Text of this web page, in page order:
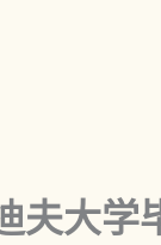
夫大学